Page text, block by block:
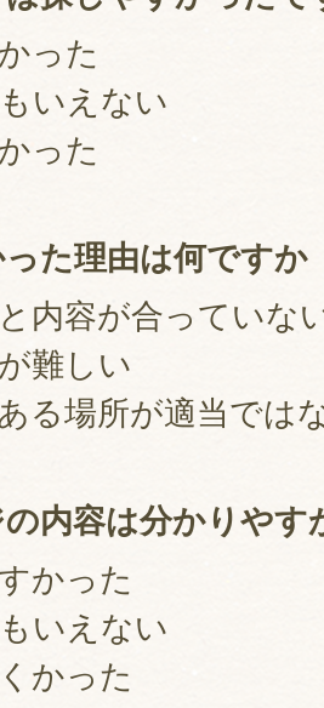
った
いえない
った
た理由は何ですか
内容が合っていな
難しい
る場所が適当では
内容は分かりやす
かった
いえない
かった